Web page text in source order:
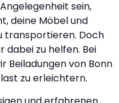
sein,
deine Möbel und
transportieren. Doch
dabei zu helfen. Bei
Beiladungen von Bonn
zu erleichtern.